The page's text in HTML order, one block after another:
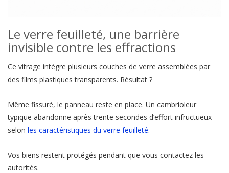
Le verre feuilleté, une barrière
invisible contre les effractions
Ce vitrage intègre plusieurs couches de verre assemblées par
des films plastiques transparents. Résultat ?
Même fissuré, le panneau reste en place. Un cambrioleur
typique abandonne après trente secondes d’effort infructueux
selon les caractéristiques du verre feuilleté.
Vos biens restent protégés pendant que vous contactez les
autorités.